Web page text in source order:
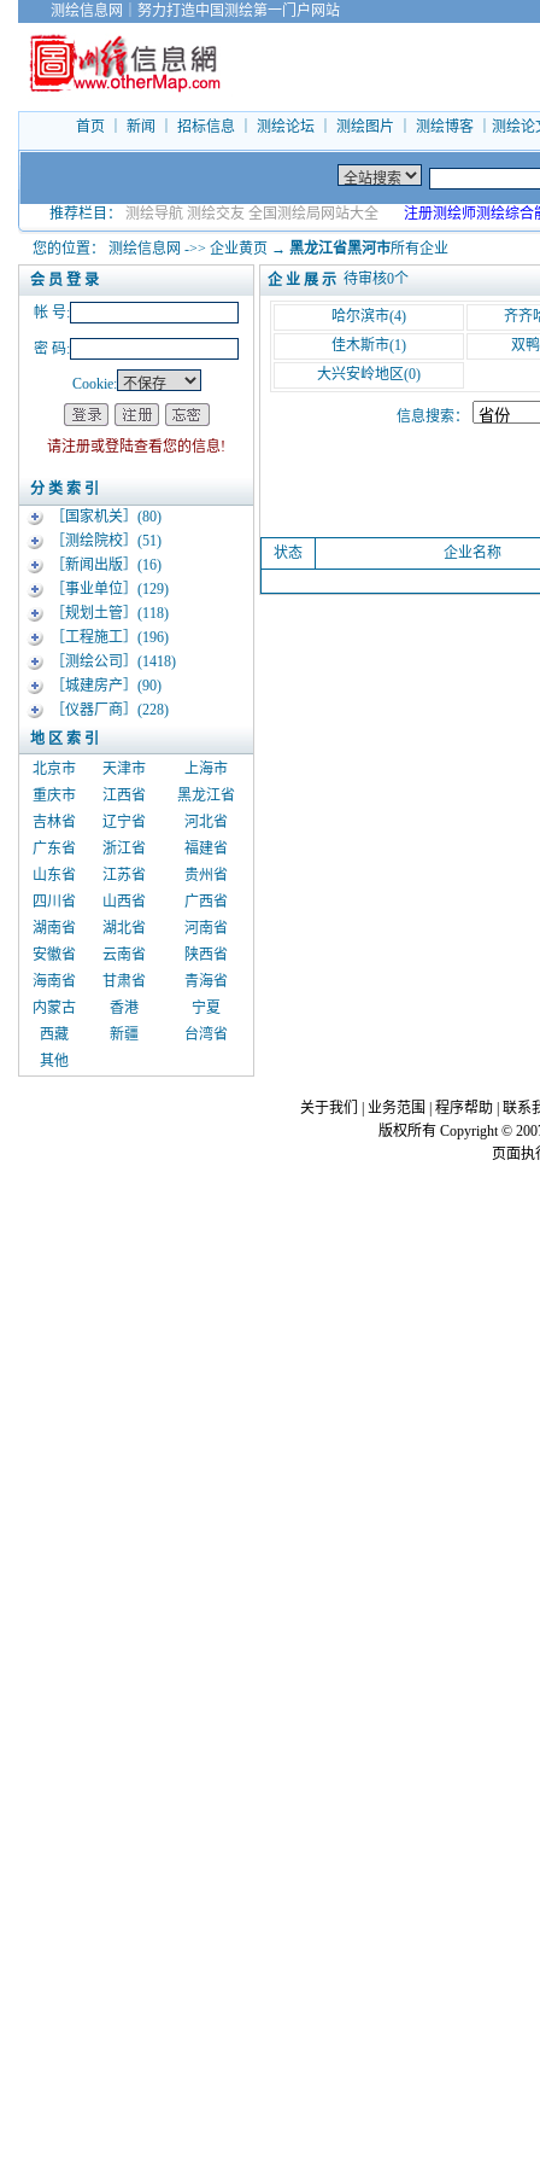
测绘信息网 努力打造中国测绘第一门户网站
首页 新闻 招标信息｜ 测绘论坛｜ 测绘图片 测绘博客｜ 测绘论
推荐栏目： 测绘导航 测绘交友 全国测绘局网站大全 注册测绘师测绘综合
您的位置： 测绘信息网 ->> 企业黄页 → 黑龙江省黑河市所有企业
会 员 登 录
帐 号:
密 码:
Cookie:
请注册或登陆查看您的信息!
分 类 索 引
［国家机关］ (80)
［测绘院校］ (51)
［新闻出版］ (16)
［事业单位］ (129)
［规划土管］ (118)
［工程施工］ (196)
［测绘公司］ (1418)
［城建房产］ (90)
［仪器厂商］ (228)
地 区 索 引
北京市
天津市
上海市
重庆市
江西省
黑龙江省
吉林省
辽宁省
河北省
广东省
浙江省
福建省
山东省
江苏省
贵州省
四川省
山西省
广西省
湖南省
湖北省
河南省
安徽省
云南省
陕西省
海南省
甘肃省
青海省
内蒙古
香港
宁夏
西藏
新疆
台湾省
其他
企 业 展 示 待审核0个
哈尔滨市(4)
齐齐
佳木斯市(1)
双
大兴安岭地区(0)
信息搜索：
状态 企业名称
关于我们 业务范围 程序帮助 联系
版权所有 Copyright ©
页面执